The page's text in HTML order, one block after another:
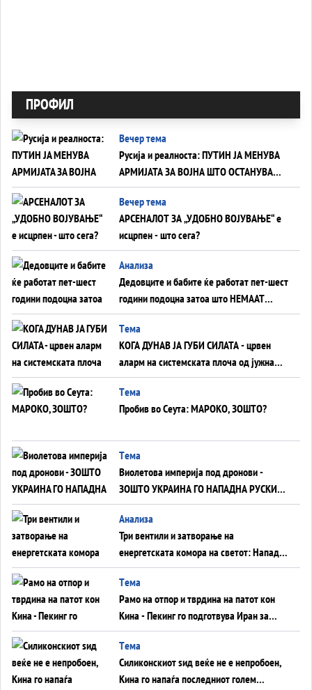
ПРОФИЛ
Вечер тема
Русија и реалноста: ПУТИН ЈА МЕНУВА
АРМИЈАТА ЗА ВОЈНА ШТО ОСТАНУВА
БЕЗ ФРОНТ
Вечер тема
АРСЕНАЛОТ ЗА „УДОБНО ВОЈУВАЊЕ“ е
исцрпен - што сега?
Анализа
Дедовците и бабите ќе работат пет-шест
години подоцна затоа што НЕМААТ
ВНУЦИ ДА ГИ ЗАМЕНАТ
Tема
КОГА ДУНАВ ЈА ГУБИ СИЛАТА - црвен
аларм на системската плоча од јужна
Германија до Црното Море...
Tема
Пробив во Сеута: МАРОКО, ЗОШТО?
Tема
Виолетова империја под дронови -
ЗОШТО УКРАИНА ГО НАПАДНА РУСКИОТ
WILDBERRIES
Aнализа
Три вентили и затворање на
енергетската комора на светот: Нападот
во Суец најавува глобален енергетски
инфаркт?
Tема
Рамо на отпор и тврдина на патот кон
Кина - Пекинг го подготвува Иран за
американска копнена инвазија
Tема
Силиконскиот ѕид веќе не е непробоен,
Кина го напаѓа последниот голем